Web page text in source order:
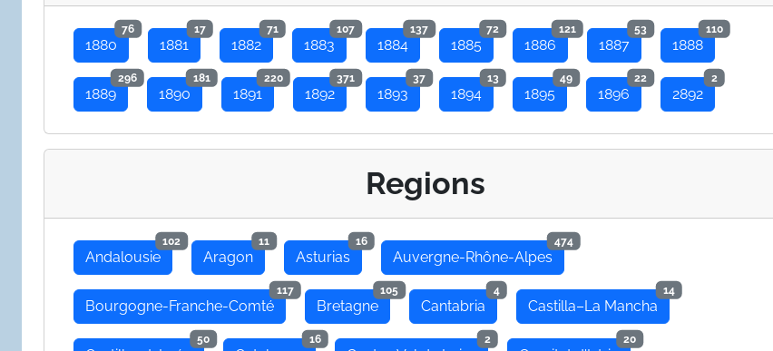
1880
76
1881
17
1882
71
1883
107
1884
137
1885
72
1886
121
1887
53
1888
110
1889
296
1890
181
1891
220
1892
371
1893
37
1894
13
1895
49
1896
22
2892
2
Regions
Andalousie
102
Aragon
11
Asturias
16
Auvergne-Rhône-Alpes
474
Bourgogne-Franche-Comté
117
Bretagne
105
Cantabria
4
Castilla–La Mancha
14
50 16 2 20